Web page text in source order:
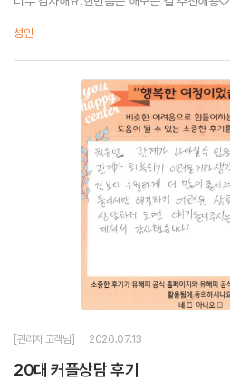
성인
[관리자 고객님] 2026.07.13
20대 커플상담 후기